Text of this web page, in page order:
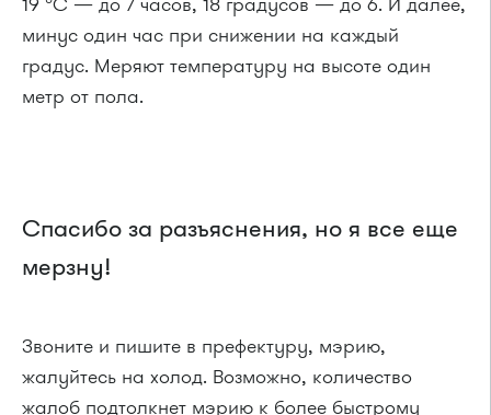
минус один час при снижении на каждый
градус. Меряют температуру на высоте один
метр от пола.
Спасибо за разъяснения, но я все еще
мерзну!
Звоните и пишите в префектуру, мэрию,
жалуйтесь на холод. Возможно, количество
жалоб подтолкнет мэрию к более быстрому